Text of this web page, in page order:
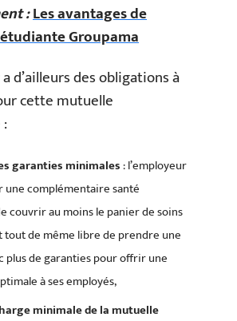
:Les avantages de
Groupama
d’ailleurs des obligations à
cette mutuelle
:
garanties minimales: l’employeur
complémentaire santé
couvrir au moins le panier de soins
tout de même libre de prendre une
plus de garanties pour offrir une
à ses employés,
minimale de la mutuelle